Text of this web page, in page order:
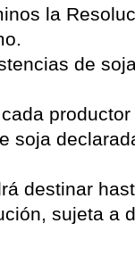
la
de
soja
destinar
sujeta a